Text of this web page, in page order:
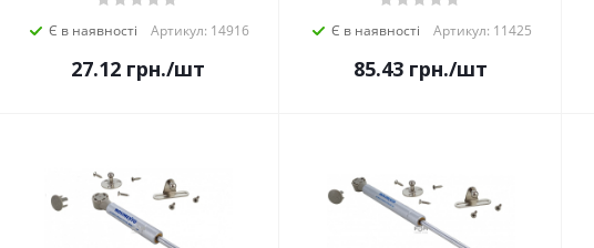
Є в наявності Артикул: 14916
27.12 грн./шт
Є в наявності Артикул: 11425
85.43 грн./шт